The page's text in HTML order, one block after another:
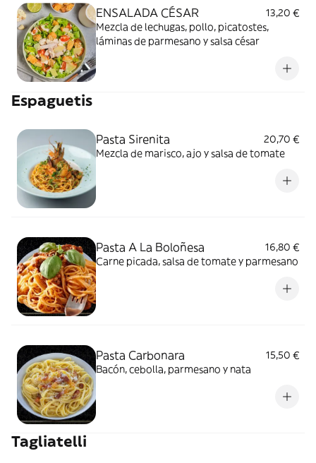
ENSALADA CÉSAR
13,20 €
Mezcla de lechugas, pollo, picatostes,
láminas de parmesano y salsa césar
Espaguetis
Pasta Sirenita
20,70 €
Mezcla de marisco, ajo y salsa de tomate
Pasta A La Boloñesa
16,80 €
Carne picada, salsa de tomate y parmesano
Pasta Carbonara
15,50 €
Bacón, cebolla, parmesano y nata
Tagliatelli